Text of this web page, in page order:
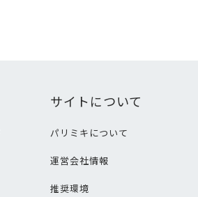
サイトについて
パリミキについて
運営会社情報
推奨環境